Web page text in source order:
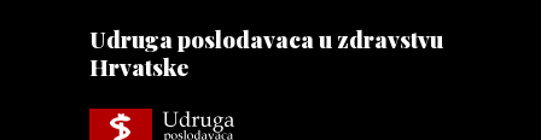
Udruga poslodavaca u zdravstvu
Hrvatske